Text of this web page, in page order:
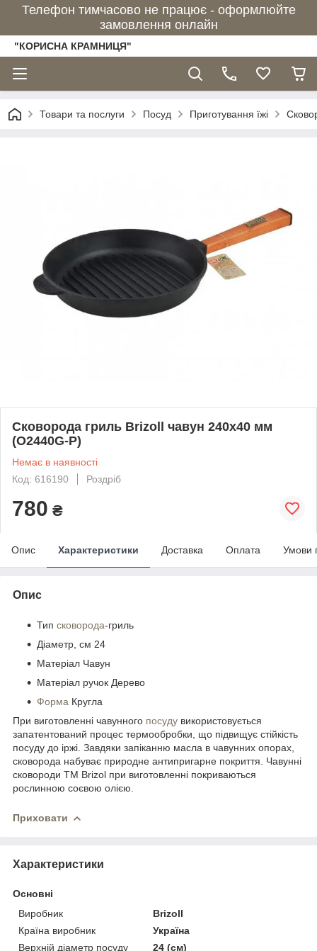
Телефон тимчасово не працює - оформлюйте
замовлення онлайн
"КОРИСНА КРАМНИЦЯ"
Товари та послуги Посуд Приготування їжі
Сковорода гриль Brizoll чавун 240х40 мм
(O2440G-P)
Немає в наявності
Код: 616190
Роздріб
780 ₴
Опис Характеристики Доставка Оплата Умови
Опис
Тип сковорода-гриль
Діаметр, см 24
Матеріал Чавун
Матеріал ручок Дерево
Форма Кругла
При виготовленні чавунного посуду використовується
запатентований процес термообробки, що підвищує стійкість
посуду до іржі. Завдяки запіканню масла в чавунних опорах,
сковорода набуває природне антипригарне покриття. Чавунні
сковороди ТМ Brizol при виготовленні покриваються
рослинною соєвою олією.
Приховати
Характеристики
Основні
Виробник
Brizoll
Країна виробник
Україна
Верхній діаметр посуду
24 (см)